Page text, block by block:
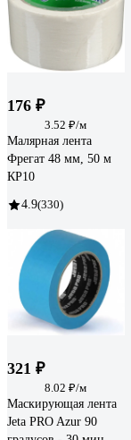
176 ₽
3.52 ₽/м
Малярная лента
Фрегат 48 мм, 50 м
КР10
4.9(330)
321 ₽
8.02 ₽/м
Маскирующая лента
Jeta PRO Azur 90